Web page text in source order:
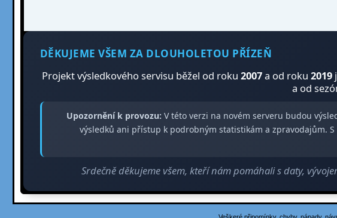
DĚKUJEME VŠEM ZA DLOUHOLETOU PŘÍZEŇ
Projekt výsledkového servisu běžel od roku 2007a od roku 2019
a od
Upozornění k provozu: V této verzi na novém serveru budou
výsledků ani přístup k podrobným statistikám a zpravodajům.
Srdečně děkujeme všem, kteří nám pomáhali s daty,